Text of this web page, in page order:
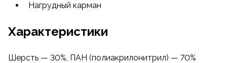
Нагрудный карман
Характеристики
Шерсть — 30%, ПАН (полиакрилонитрил) — 70%